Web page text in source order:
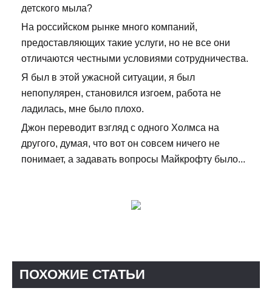
детского мыла?
На российском рынке много компаний,
предоставляющих такие услуги, но не все они
отличаются честными условиями сотрудничества.
Я был в этой ужасной ситуации, я был
непопулярен, становился изгоем, работа не
ладилась, мне было плохо.
Джон переводит взгляд с одного Холмса на
другого, думая, что вот он совсем ничего не
понимает, а задавать вопросы Майкрофту было...
ПОХОЖИЕ СТАТЬИ